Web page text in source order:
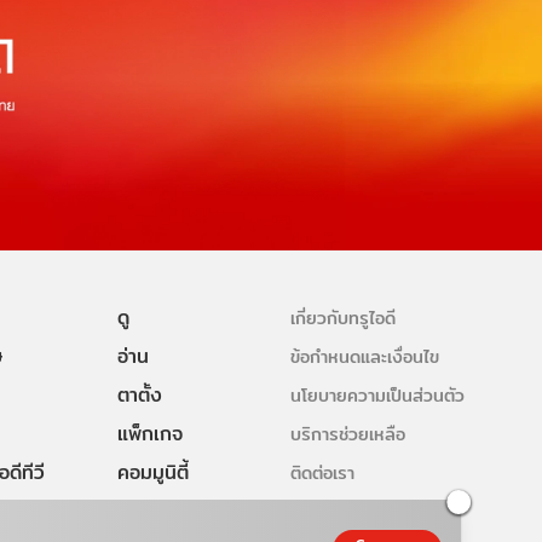
ดู
อ่าน
ตาตั้ง
แพ็กเกจ
ดีทีวี
คอมมูนิตี้
เกี่ยวกับทรูไอดี
ข้อกำหนดและเงื่อนไข
นโยบายความเป็นส่วนตัว
บริการช่วยเหลือ
ติดต่อเรา